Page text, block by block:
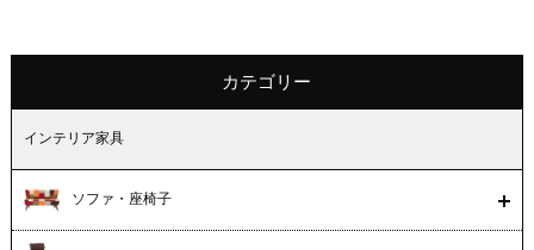
カテゴリー
インテリア家具
ソファ・座椅子